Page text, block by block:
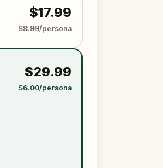
$17.99
$8.99/persona
$29.99
$6.00/persona